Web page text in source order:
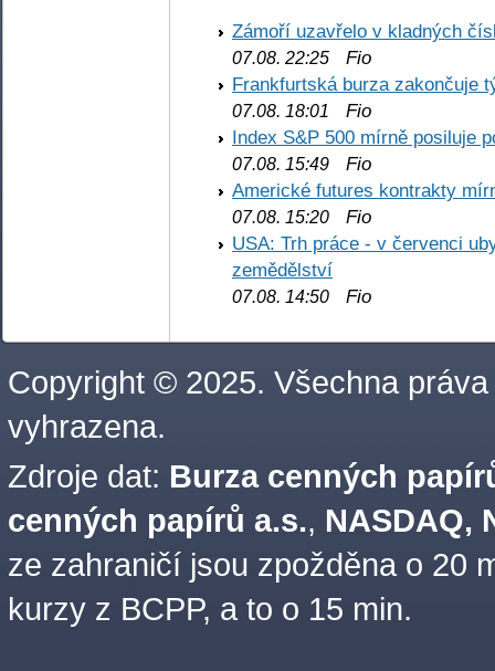
Zámoří uzavřelo v kladných
07.08. 22:25 Fio
Frankfurtská burza zakončuje
07.08. 18:01
Fio
Index S&P 500 mírně posiluje
07.08. 15:49 Fio
Americké futures kontrakty
07.08. 15:20 Fio
USA: Trh práce - v červenci
zemědělství
07.08. 14:50 Fio
Copyright © 2025. Všechna práva
vyhrazena.
Zdroje dat: Burza cenných
cenných papírů a.s., NASDAQ,
ze zahraničí jsou zpožděna o 20
kurzy z BCPP, a to o 15 min.